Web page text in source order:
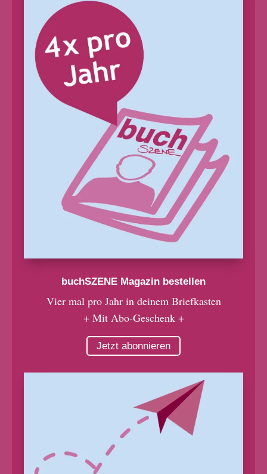
buchSZENE Magazin bestellen
Vier mal pro Jahr in deinem Briefkasten
+ Mit Abo-Geschenk +
Jetzt abonnieren